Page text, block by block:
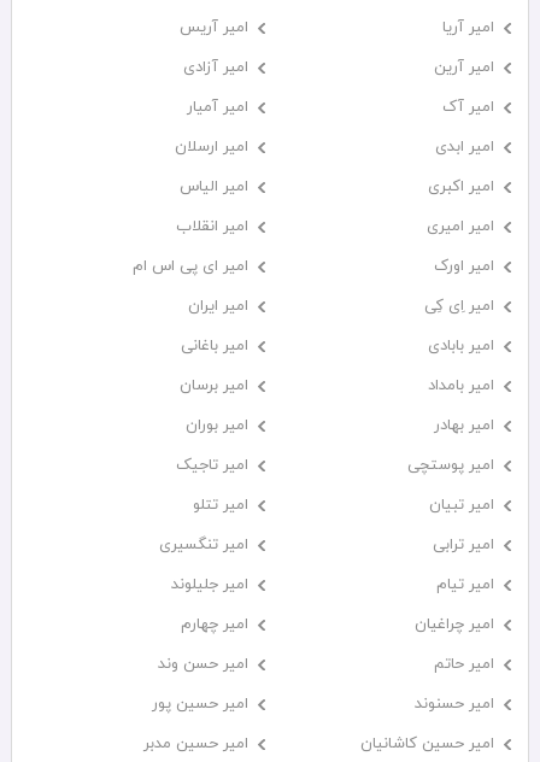
امیر آریا
امیر آریس
امیر آرین
امیر آزادی
امیر آک
امیر آمیار
امیر ابدی
امیر ارسلان
امیر اکبری
امیر الیاس
امیر امیری
امیر انقلاب
امیر اورک
امیر ای پی اس ام
امیر اِی کِی
امیر ایران
امیر بابادی
امیر باغانی
امیر بامداد
امیر برسان
امیر بهادر
امیر بوران
امیر پوستچی
امیر تاجیک
امیر تبیان
امیر تتلو
امیر ترابی
امیر تنگسیری
امیر تیام
امیر جلیلوند
امیر چراغیان
امیر چهارم
امیر حاتم
امیر حسن وند
امیر حسنوند
امیر حسین پور
امیر حسین کاشانیان
امیر حسین مدبر